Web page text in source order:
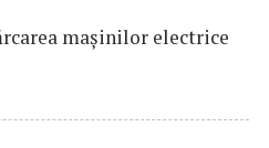
maşinilor electrice